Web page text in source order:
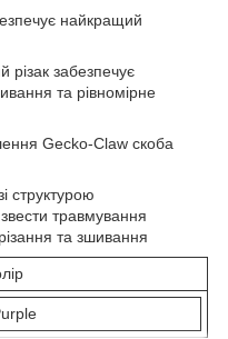
найкращий
різак забезпечує
та рівномірне
Gecko-Claw скоба
структурою
травмування
та зшивання